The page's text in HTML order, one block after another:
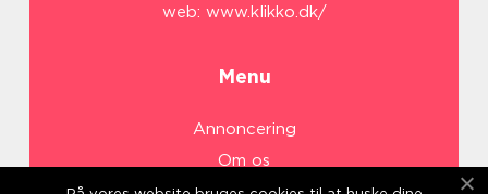
web: www.klikko.dk/
Menu
Annoncering
Om os